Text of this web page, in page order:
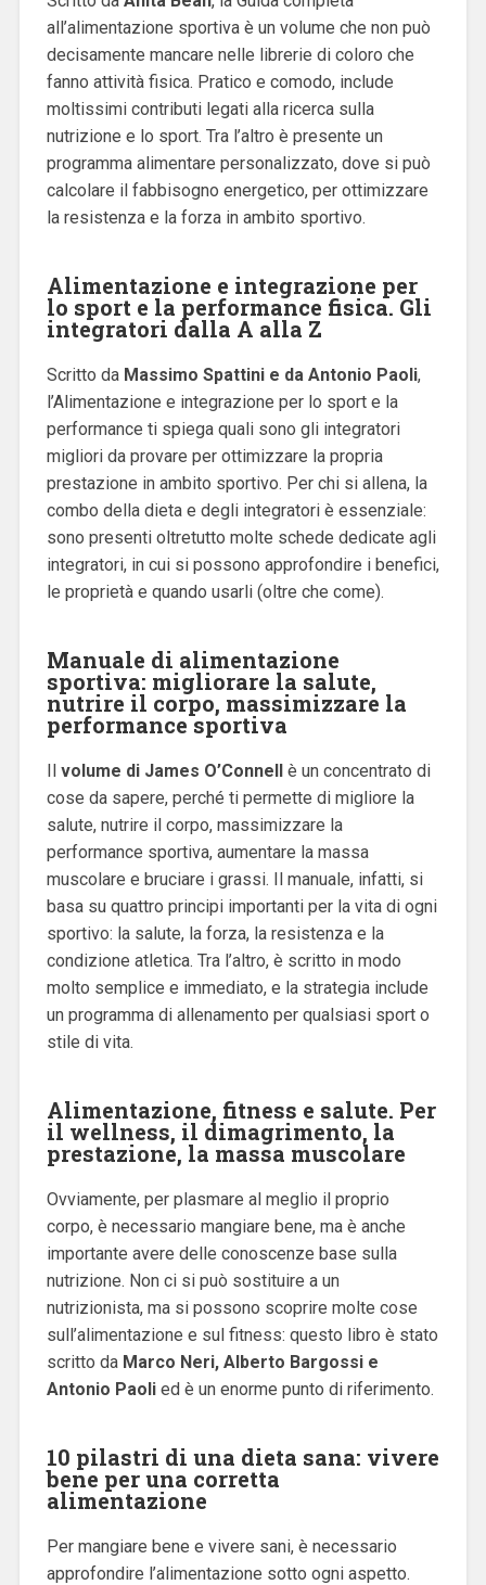
all’alimentazione sportiva è un volume che non può
decisamente mancare nelle librerie di coloro che
fanno attività fisica. Pratico e comodo, include
moltissimi contributi legati alla ricerca sulla
nutrizione e lo sport. Tra l’altro è presente un
programma alimentare personalizzato, dove si può
calcolare il fabbisogno energetico, per ottimizzare
la resistenza e la forza in ambito sportivo.
Alimentazione e integrazione per
lo sport e la performance fisica. Gli
integratori dalla A alla Z
Scritto daMassimo Spattini e da Antonio Paoli,
l’Alimentazione e integrazione per lo sport e la
performance ti spiega quali sono gli integratori
migliori da provare per ottimizzare la propria
prestazione in ambito sportivo. Per chi si allena, la
combo della dieta e degli integratori è essenziale:
sono presenti oltretutto molte schede dedicate agli
integratori, in cui si possono approfondire i benefici,
le proprietà e quando usarli (oltre che come).
Manuale di alimentazione
sportiva: migliorare la salute,
nutrire il corpo, massimizzare la
performance sportiva
Il volume di James O’Connellè un concentrato di
cose da sapere, perché ti permette di migliore la
salute, nutrire il corpo, massimizzare la
performance sportiva, aumentare la massa
muscolare e bruciare i grassi. Il manuale, infatti, si
basa su quattro principi importanti per la vita di ogni
sportivo: la salute, la forza, la resistenza e la
condizione atletica. Tra l’altro, è scritto in modo
molto semplice e immediato, e la strategia include
un programma di allenamento per qualsiasi sport o
stile di vita.
Alimentazione, fitness e salute. Per
il wellness, il dimagrimento, la
prestazione, la massa muscolare
Ovviamente, per plasmare al meglio il proprio
corpo, è necessario mangiare bene, ma è anche
importante avere delle conoscenze base sulla
nutrizione. Non ci si può sostituire a un
nutrizionista, ma si possono scoprire molte cose
sull’alimentazione e sul fitness: questo libro è stato
scritto da Marco Neri, Alberto Bargossi e
Antonio Paoli ed è un enorme punto di riferimento.
10 pilastri di una dieta sana: vivere
bene per una corretta
alimentazione
Per mangiare bene e vivere sani, è necessario
approfondire l’alimentazione sotto ogni aspetto.